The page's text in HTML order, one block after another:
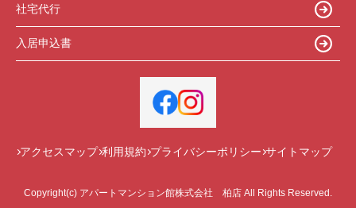
社宅代行
入居申込書
アクセスマップ 利用規約 プライバシーポリシー サイトマップ
Copyright(c) アパートマンション館株式会社 柏店 All Rights Reserved.